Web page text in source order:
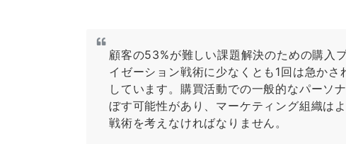
顧客の53%が難しい課題解決のための購入
イゼーション戦術に少なくとも1回は急か
しています。購買活動での一般的なパーソ
ぼす可能性があり、マーケティング組織は
戦術を考えなければなりません。